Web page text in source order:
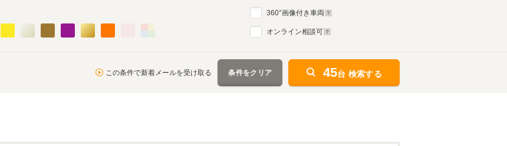
360°画像付き車両
オンライン相談可
この条件で新着メールを受け取る 条件をクリア 45台 検索する